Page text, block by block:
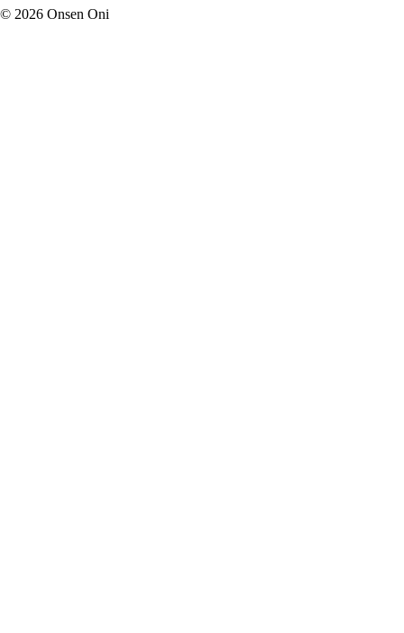
© 2026 Onsen Oni